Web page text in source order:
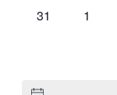
0
31
0
1